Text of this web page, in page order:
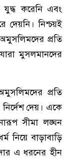
যুদ্ধ করেনি এবং
দেয়নি। নিশ্চয়ই
প্রতি
মুসলমানদের
প্রতি
দেয়। একে
সীমা লঙ্ঘন
নিয়ে বাড়াবাড়ি
এ ধরনের হীন